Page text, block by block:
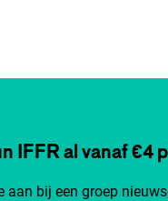
IFFR al vanaf €4
aan bij een groep